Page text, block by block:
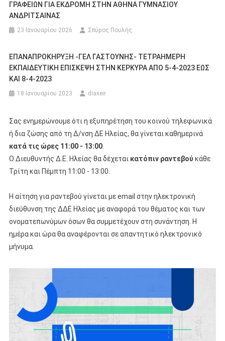
ΓΡΑΦΕΙΩΝ ΓΙΑ ΕΚΔΡΟΜΗ ΣΤΗΝ ΑΘΗΝΑ ΓΥΜΝΑΣΙΟΥ
ΑΝΔΡΙΤΣΑΙΝΑΣ
23 Ιανουαρίου 2026 Σπύρος Πουλής
ΕΠΑΝΑΠΡΟΚΗΡΥΞΗ -ΓΕΛ ΓΑΣΤΟΥΝΗΣ- ΤΕΤΡΑΗΜΕΡΗ
ΕΚΠΑΙΔEΥΤΙΚΗ ΕΠΙΣΚΕΨΗ ΣΤΗΝ ΚΕΡΚΥΡΑ ΑΠΟ 5-4-2023 ΕΩΣ
ΚΑΙ 8-4-2023
18 Ιανουαρίου 2023 diaxeir
Σας ενημερώνουμε ότι η εξυπηρέτηση του κοινού τηλεφωνικά
ή δια ζώσης από τη Δ/νση ΔΕ Ηλείας, θα γίνεται καθημερινά
κατά τις ώρες 11:00 - 13:00.
Ο Διευθυντής Δ.Ε. Ηλείας θα δέχεται κατόπιν ραντεβού κάθε
Τρίτη και Πέμπτη 11:00 - 13:00.
Η αίτηση για ραντεβού γίνεται με email στην ηλεκτρονική
διεύθυνση της ΔΔΕ Ηλείας με αναφορά του θέματος και των
ονοματεπωνύμων όσων θα συμμετέχουν στη συνάντηση. Η
ημέρα και ώρα θα αναφέρονται σε απαντητικό ηλεκτρονικό
μήνυμα.